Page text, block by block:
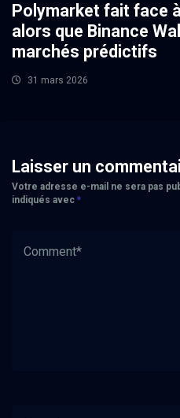
Polymarket fait face
alors que Binance
marchés prédictifs
31 mars 2026
Laisser un
Votre adresse e-mail ne sera pas
indiqués avec *